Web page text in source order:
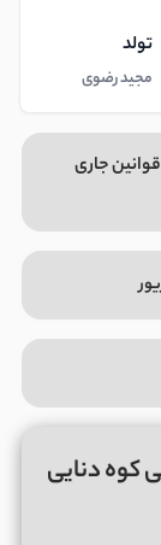
تولد
مجید رضوی
جاری
کوه دنایی